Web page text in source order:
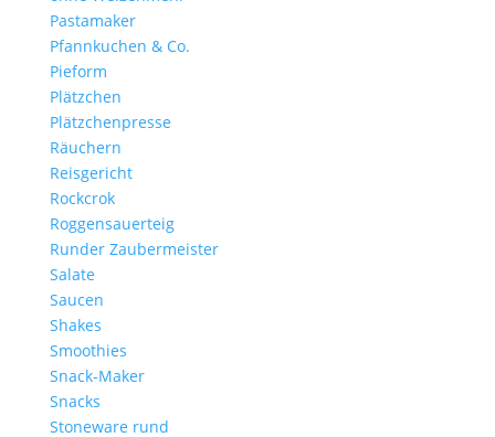
Pastamaker
Pfannkuchen & Co.
Pieform
Plätzchen
Plätzchenpresse
Räuchern
Reisgericht
Rockcrok
Roggensauerteig
Runder Zaubermeister
Salate
Saucen
Shakes
Smoothies
Snack-Maker
Snacks
Stoneware rund